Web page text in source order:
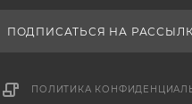
ПОДПИСАТЬСЯ НА
ПОЛИТИКА